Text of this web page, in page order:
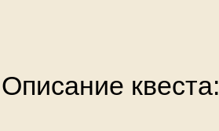
Описание квеста: